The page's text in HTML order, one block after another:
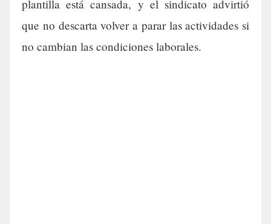
plantilla está cansada, y el sindicato advirtió
que no descarta volver a parar las actividades si
no cambian las condiciones laborales.